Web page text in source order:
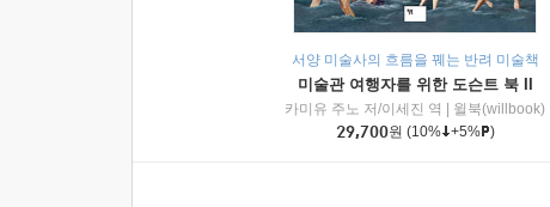
서양 미술사의 흐름을 꿰는 반려 미술책
미술관 여행자를 위한 도슨트 북 II
카미유 주노 저/이세진 역
윌북(willbook)
29,700원 (10% +5% )